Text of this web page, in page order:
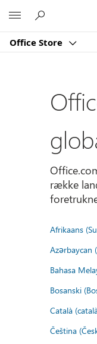
Office Store
række
Afrikaans
Azərbaycan
Bahasa
Bosanski
Català
Čeština